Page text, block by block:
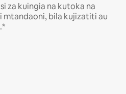
za kuingia na kutoka na
mtandaoni, bila kujizatiti au